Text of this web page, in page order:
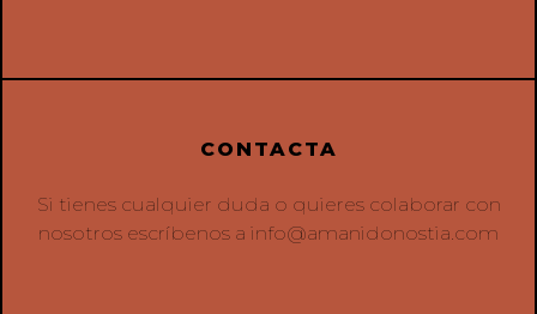
CONTACTA
Si tienes cualquier duda o quieres colaborar con
nosotros escríbenos a info@amanidonostia.com